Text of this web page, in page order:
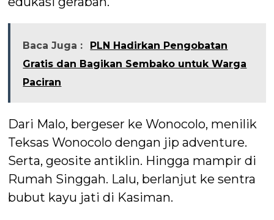
Baca Juga :
PLN Hadirkan Pengobatan
Gratis dan Bagikan Sembako untuk Warga
Paciran
Dari Malo, bergeser ke Wonocolo, menilik
Teksas Wonocolo dengan jip adventure.
Serta, geosite antiklin. Hingga mampir di
Rumah Singgah. Lalu, berlanjut ke sentra
bubut kayu jati di Kasiman.